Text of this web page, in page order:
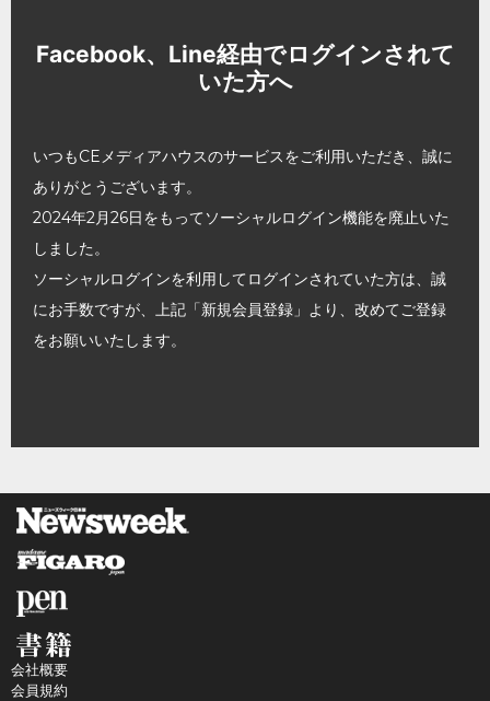
Facebook、Line経由でログインされて
いた方へ
いつもCEメディアハウスのサービスをご利用いただき、誠に
ありがとうございます。
2024年2月26日をもってソーシャルログイン機能を廃止いた
しました。
ソーシャルログインを利用してログインされていた方は、誠
にお手数ですが、上記「新規会員登録」より、改めてご登録
をお願いいたします。
会社概要
会員規約